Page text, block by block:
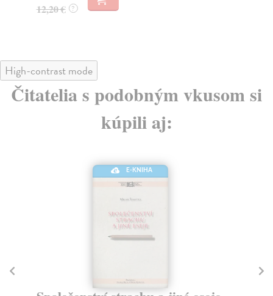
12,20 € ?
High-contrast mode
Čitatelia s podobným vkusom si
kúpili aj:
E-KNIHA